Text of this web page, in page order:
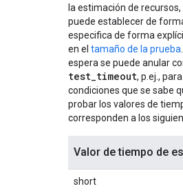
la estimación de
puede establecer de
especifica de forma
en el tamaño de la prueba
espera se puede anular
test_timeout, p.ej.,
condiciones que se sabe
probar los valores de
corresponden a los
Valor de tiempo de
short